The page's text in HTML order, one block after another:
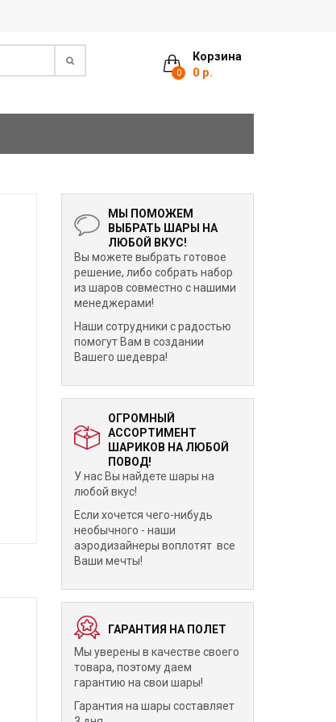
Корзина
0 0 р.
МЫ ПОМОЖЕМ
ВЫБРАТЬ ШАРЫ НА
ЛЮБОЙ ВКУС!
Вы можете выбрать готовое
решение, либо собрать набор
из шаров совместно с нашими
менеджерами!
Наши сотрудники с радостью
помогут Вам в создании
Вашего шедевра!
ОГРОМНЫЙ
АССОРТИМЕНТ
ШАРИКОВ НА ЛЮБОЙ
ПОВОД!
У нас Вы найдете шары на
любой вкус!
Если хочется чего-нибудь
необычного - наши
аэродизайнеры воплотят все
Ваши мечты!
ГАРАНТИЯ НА ПОЛЕТ
Мы уверены в качестве своего
товара, поэтому даем
гарантию на свои шары!
Гарантия на шары составляет